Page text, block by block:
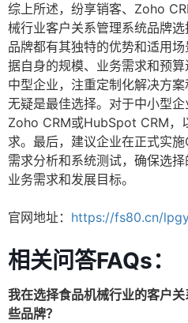
综上所述，纷享销客、Zoho
械行业客户关系管理系统品牌
品牌都有其独特的优势和适用
据自身的规模、业务需求和预
中型企业，注重定制化解决方
无疑是最佳选择。对于中小型
Zoho CRM或HubSpot CRM，
求。最后，建议企业在正式实
需求分析和系统测试，确保选
业务需求和发展目标。
官网地址： https://fs80.cn/
相关问答FAQs：
我在选择食品机械行业的客户
些品牌？